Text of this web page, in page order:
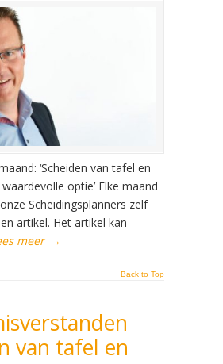
‘Scheiden van tafel en
optie’ Elke maand
Scheidingsplanners zelf
artikel. Het artikel kan
meer →
Back to Top
van tafel en